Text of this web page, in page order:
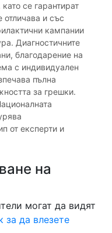
се гарантират
отличава и със
кампании
Диагностичните
благодарение на
с индивидуален
пълна
за грешки.
от експерти и
на
могат да видят
за да влезете